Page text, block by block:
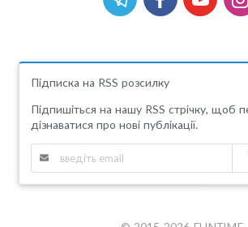
Підписка на RSS розсилку
Підпишіться на нашу RSS стрічку, щоб
дізнаватися про нові публікації.